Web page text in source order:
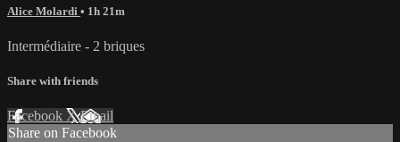
Alice Molardi • 1h 21m
Intermédiaire - 2 briques
Share with friends
Facebook XEmail
Share on Facebook